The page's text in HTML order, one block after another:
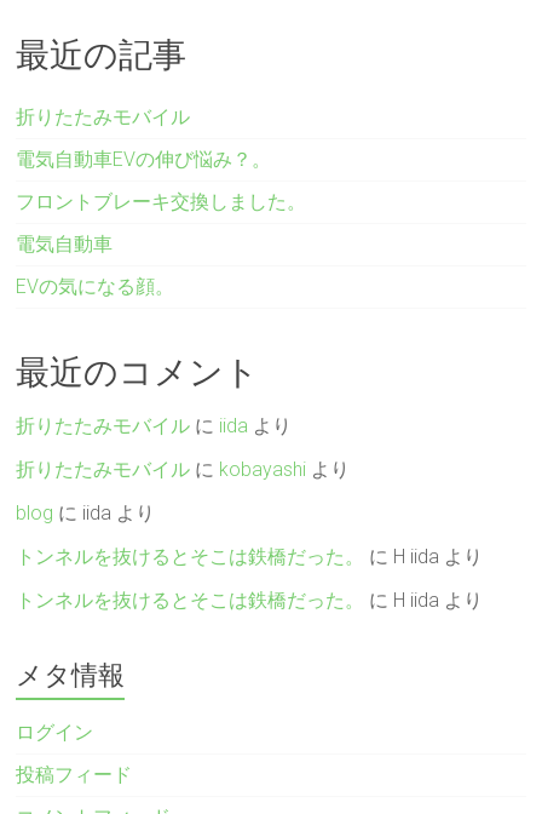
最近の記事
折りたたみモバイル
電気自動車EVの伸び悩み？。
フロントブレーキ交換しました。
電気自動車
EVの気になる顔。
最近のコメント
折りたたみモバイル に iida より
折りたたみモバイル に kobayashi より
blog に iida より
トンネルを抜けるとそこは鉄橋だった。
に H iida より
トンネルを抜けるとそこは鉄橋だった。
に H iida より
メタ情報
ログイン
投稿フィード